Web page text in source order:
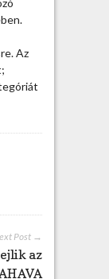
Az
Post →
az